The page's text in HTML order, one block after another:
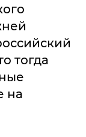
тогда
на